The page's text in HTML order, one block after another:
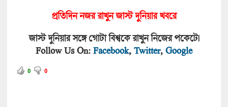
প্রতিদিন নজর রাখুন জাস্ট দুনিয়ার খবরে
জাস্ট দুনিয়ার সঙ্গে গোটা বিশ্বকে রাখুন নিজের পকেটে।
Follow Us On: Facebook, Twitter, Google
0 0